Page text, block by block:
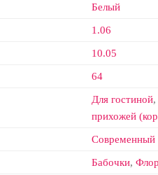
Белый
1.06
10.05
64
Для гостиной,
прихожей
Современный
Бабочки,